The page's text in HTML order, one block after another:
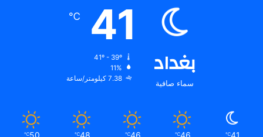
بغداد
سماء صافية
41
℃
11%
7.38 كيلومتر/ساعة
41
℃
46
℃
46
℃
48
℃
50
℃